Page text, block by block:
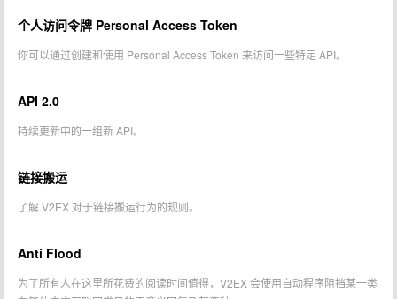
个人访问令牌 Personal Access Token
你可以通过创建和使用 Personal Access Token 来访问一些特定 API。
API 2.0
持续更新中的一组新 API。
链接搬运
了解 V2EX 对于链接搬运行为的规则。
Anti Flood
为了所有人在这里所花费的阅读时间值得，V2EX 会使用自动程序阻挡某一类